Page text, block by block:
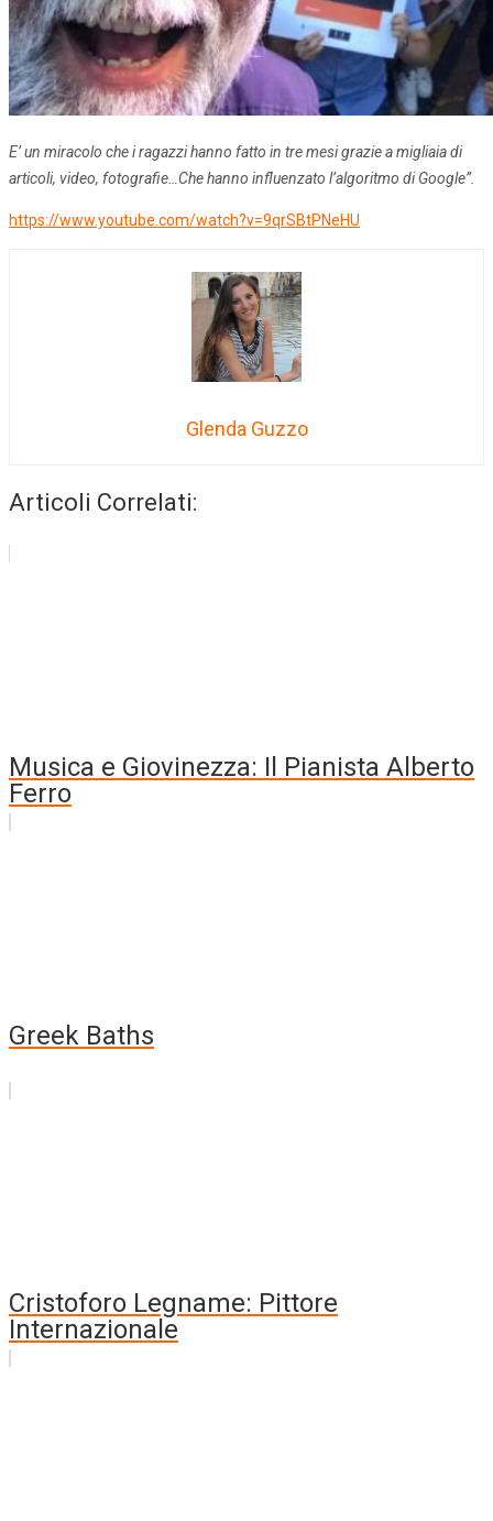
E’ un miracolo che i ragazzi hanno fatto in tre mesi grazie a migliaia di
articoli, video, fotografie…Che hanno influenzato l’algoritmo di Google”.
https://www.youtube.com/watch?v=9qrSBtPNeHU
Glenda Guzzo
Articoli Correlati:
Musica e Giovinezza: Il Pianista Alberto
Ferro
Greek Baths
Cristoforo Legname: Pittore
Internazionale